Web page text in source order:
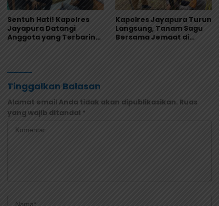
Sentuh Hati! Kapolres
Jayapura Datangi
Anggota yang Terbaring
Kapolres Jayapura Turun
Langsung, Tanam Sagu
Bersama Jemaat di
Tinggalkan Balasan
Alamat email Anda tidak akan dipublikasikan. Ruas
yang wajib ditandai *